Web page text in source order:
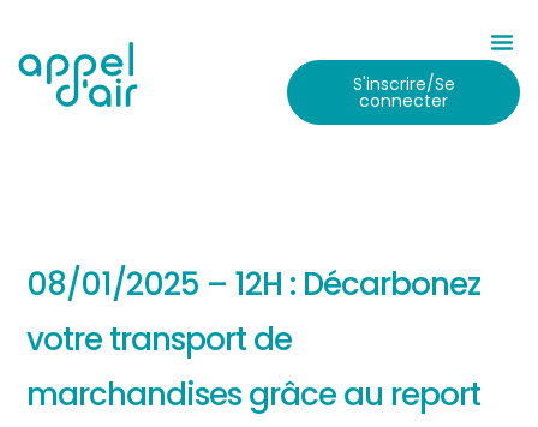
S'inscrire/Se
connecter
08/01/2025 – 12H : Décarbonez
votre transport de
marchandises grâce au report